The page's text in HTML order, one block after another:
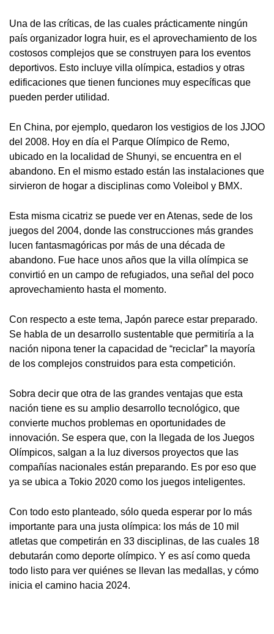
Una de las críticas, de las cuales prácticamente ningún
país organizador logra huir, es el aprovechamiento de los
costosos complejos que se construyen para los eventos
deportivos. Esto incluye villa olímpica, estadios y otras
edificaciones que tienen funciones muy específicas que
pueden perder utilidad.
En China, por ejemplo, quedaron los vestigios de los JJOO
del 2008. Hoy en día el Parque Olímpico de Remo,
ubicado en la localidad de Shunyi, se encuentra en el
abandono. En el mismo estado están las instalaciones que
sirvieron de hogar a disciplinas como Voleibol y BMX.
Esta misma cicatriz se puede ver en Atenas, sede de los
juegos del 2004, donde las construcciones más grandes
lucen fantasmagóricas por más de una década de
abandono. Fue hace unos años que la villa olímpica se
convirtió en un campo de refugiados, una señal del poco
aprovechamiento hasta el momento.
Con respecto a este tema, Japón parece estar preparado.
Se habla de un desarrollo sustentable que permitiría a la
nación nipona tener la capacidad de “reciclar” la mayoría
de los complejos construidos para esta competición.
Sobra decir que otra de las grandes ventajas que esta
nación tiene es su amplio desarrollo tecnológico, que
convierte muchos problemas en oportunidades de
innovación. Se espera que, con la llegada de los Juegos
Olímpicos, salgan a la luz diversos proyectos que las
compañías nacionales están preparando. Es por eso que
ya se ubica a Tokio 2020 como los juegos inteligentes.
Con todo esto planteado, sólo queda esperar por lo más
importante para una justa olímpica: los más de 10 mil
atletas que competirán en 33 disciplinas, de las cuales 18
debutarán como deporte olímpico. Y es así como queda
todo listo para ver quiénes se llevan las medallas, y cómo
inicia el camino hacia 2024.